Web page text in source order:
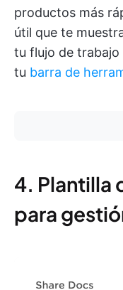
productos más
útil que te
tu flujo de
tu barra de
4. Plantilla
para